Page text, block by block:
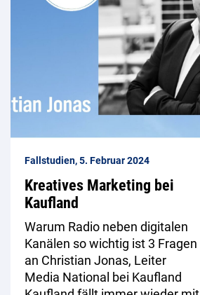
Fallstudien, 5. Februar 2024
Kreatives Marketing bei
Kaufland
Warum Radio neben digitalen
Kanälen so wichtig ist 3 Fragen
an Christian Jonas, Leiter
Media National bei Kaufland